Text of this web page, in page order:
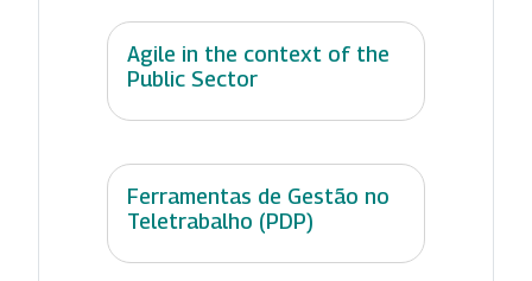
Agile in the context of the
Public Sector
Ferramentas de Gestão no
Teletrabalho (PDP)